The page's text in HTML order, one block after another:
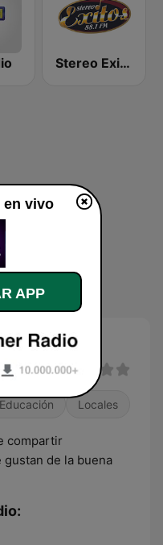
Stereo Exitos 88.1 FM
Locales
compartir
de la buena
en vivo
APP